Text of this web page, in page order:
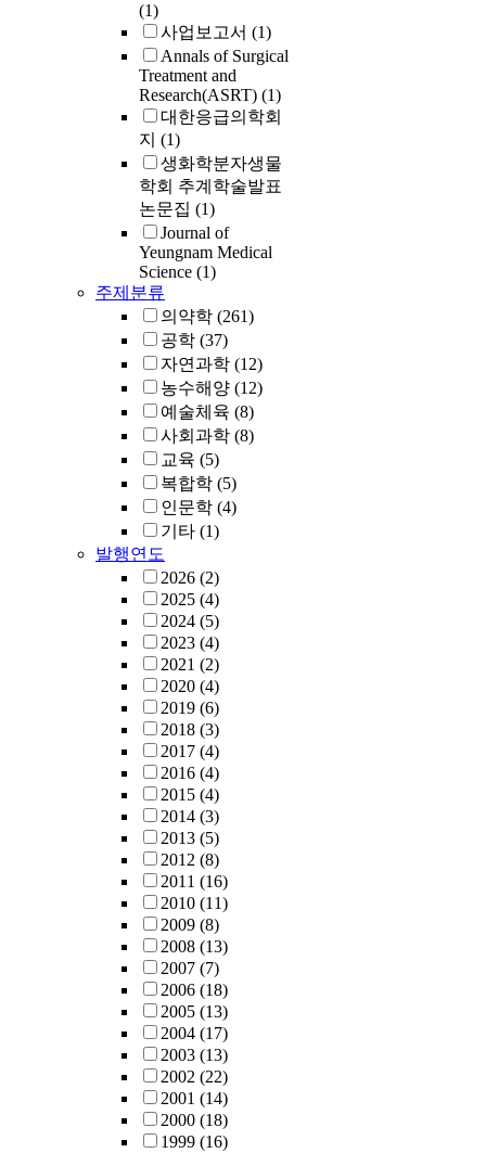
(1)
사업보고서 (1)
Annals of Surgical
Treatment and
Research(ASRT) (1)
대한응급의학회
지 (1)
생화학분자생물
학회 추계학술발표
논문집 (1)
Journal of
Yeungnam Medical
Science (1)
주제분류
의약학 (261)
공학 (37)
자연과학 (12)
농수해양 (12)
예술체육 (8)
사회과학 (8)
교육 (5)
복합학 (5)
인문학 (4)
기타 (1)
발행연도
2026 (2)
2025 (4)
2024 (5)
2023 (4)
2021 (2)
2020 (4)
2019 (6)
2018 (3)
2017 (4)
2016 (4)
2015 (4)
2014 (3)
2013 (5)
2012 (8)
2011 (16)
2010 (11)
2009 (8)
2008 (13)
2007 (7)
2006 (18)
2005 (13)
2004 (17)
2003 (13)
2002 (22)
2001 (14)
2000 (18)
1999 (16)